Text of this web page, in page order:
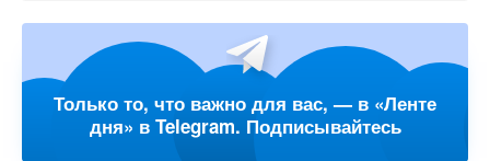
Только то, что важно для вас, — в «Ленте
дня» в Telegram. Подписывайтесь